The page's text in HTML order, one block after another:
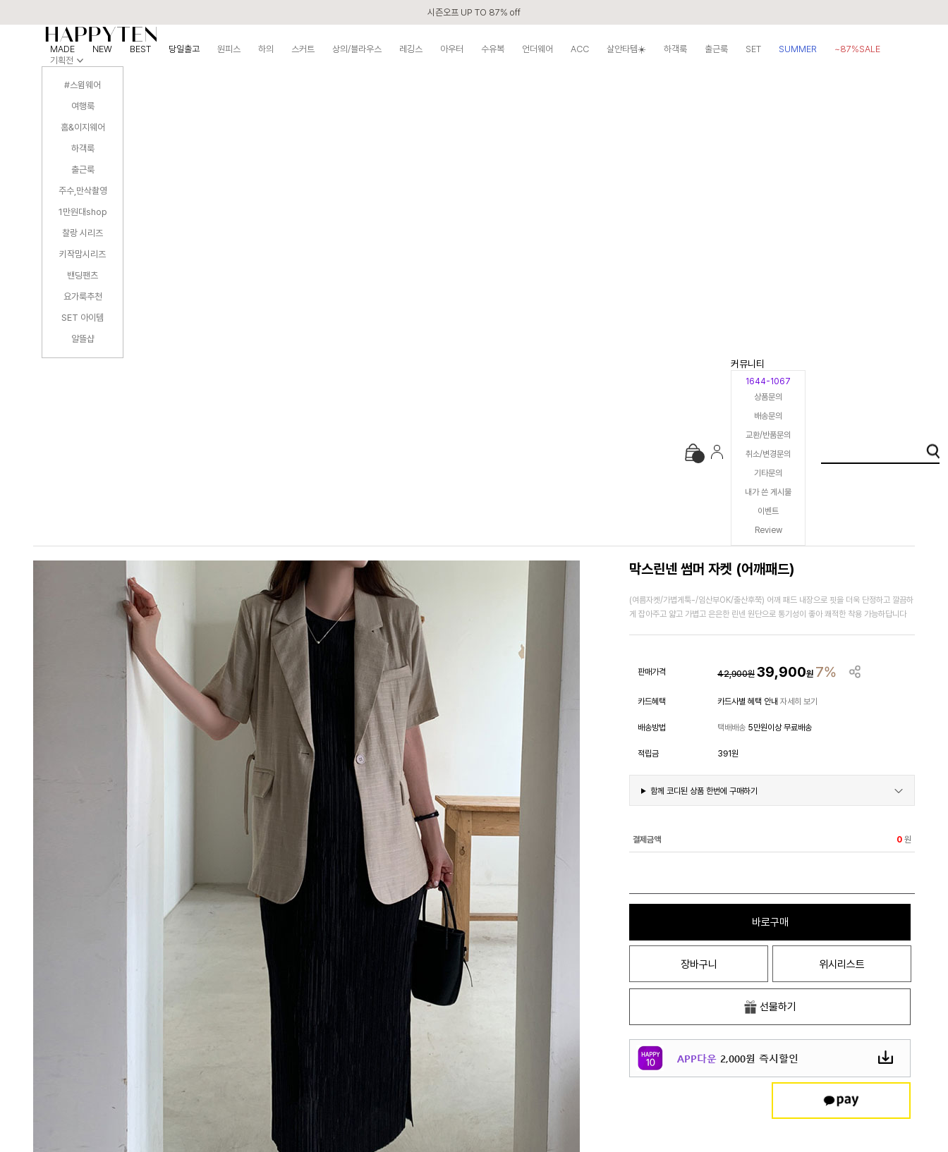
시즌오프 UP TO 87% off
MADE NEW BEST 당일출고 원피스 하의 스커트 상의/블라우스 레깅스 아우터 수유복 언더웨어 ACC 살안타템☀️ 하객룩 출근룩 SET SUMMER
~87%SALE
기획전
#스윔웨어
여행룩
홈&이지웨어
하객룩
출근룩
주수,만삭촬영
1만원대shop
찰랑 시리즈
키작맘시리즈
밴딩팬츠
요가룩추천
SET 아이템
알뜰샵
커뮤니티
1644-1067
상품문의
배송문의
교환/반품문의
취소/변경문의
기타문의
내가 쓴 게시물
이벤트
Review
막스린넨 썸머 자켓 (어깨패드)
(여름자켓/가볍게툭-/임산부OK/출산후쭉) 어깨 패드 내장으로 핏을 더욱 단정하고 깔끔하
게 잡아주고 얇고 가볍고 은은한 린넨 원단으로 통기성이 좋아 쾌적한 착용 가능하답니다
판매가격 42,900원 39,900원 7%
카드혜택 카드사별 혜택 안내 자세히 보기
배송방법 택배배송 5만원이상 무료배송
적립금 391원
함께 코디된 상품 한번에 구매하기
결제금액 0 원
바로구매
장바구니 위시리스트
선물하기